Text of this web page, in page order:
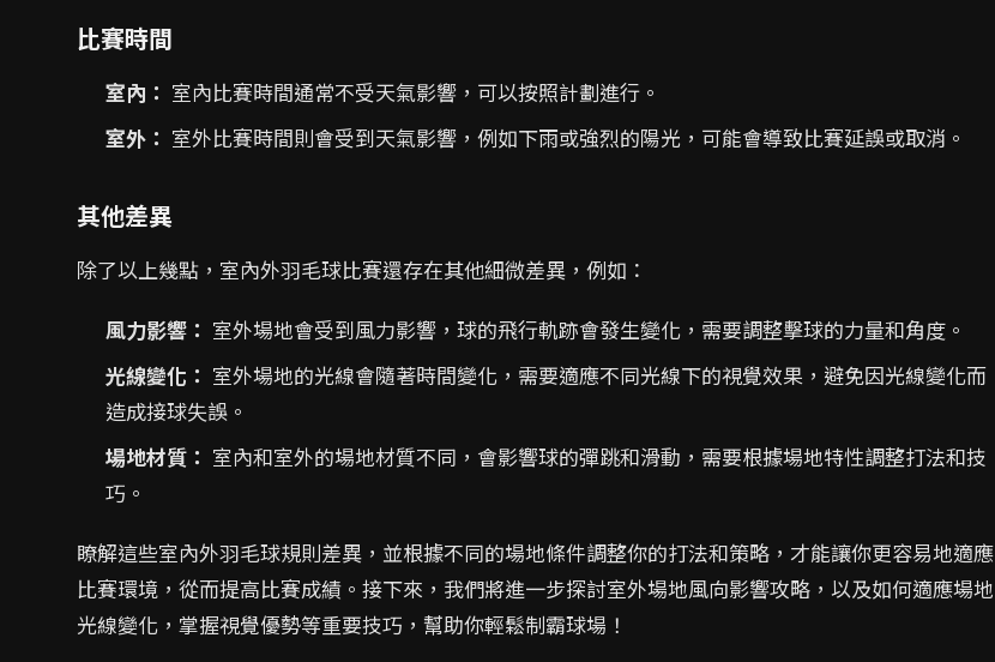
比賽時間
室內： 室內比賽時間通常不受天氣影響，可以按照計劃進行。
室外： 室外比賽時間則會受到天氣影響，例如下雨或強烈的陽光，可能會導致比賽延誤或取消。
其他差異
除了以上幾點，室內外羽毛球比賽還存在其他細微差異，例如：
風力影響： 室外場地會受到風力影響，球的飛行軌跡會發生變化，需要調整擊球的力量和角度。
光線變化： 室外場地的光線會隨著時間變化，需要適應不同光線下的視覺效果，避免因光線變化而
造成接球失誤。
場地材質： 室內和室外的場地材質不同，會影響球的彈跳和滑動，需要根據場地特性調整打法和技
巧。
瞭解這些室內外羽毛球規則差異，並根據不同的場地條件調整你的打法和策略，才能讓你更容易地適應
比賽環境，從而提高比賽成績。接下來，我們將進一步探討室外場地風向影響攻略，以及如何適應場地
光線變化，掌握視覺優勢等重要技巧，幫助你輕鬆制霸球場！